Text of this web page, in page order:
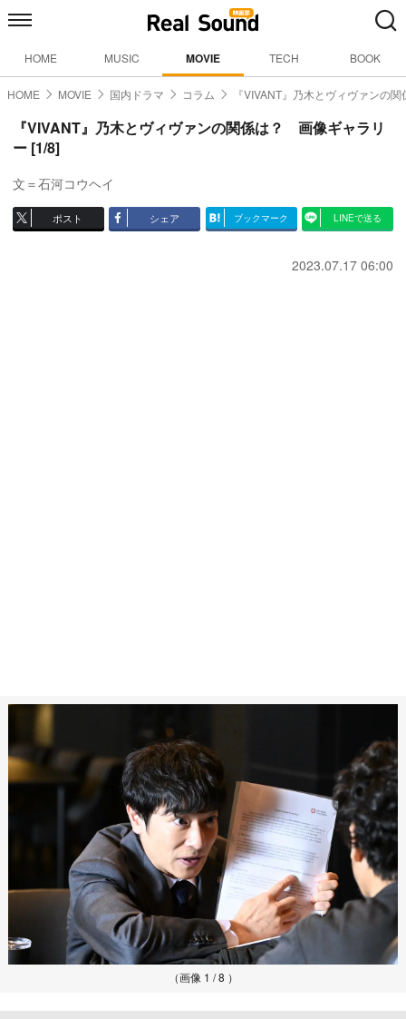
HOME MUSIC MOVIE TECH BOOK
HOME MOVIE 国内ドラマ コラム 『VIVANT』乃木とヴィヴァンの関
『VIVANT』乃木とヴィヴァンの関係は？ 画像ギャラリ
ー [1/8]
文＝石河コウヘイ
ポスト シェア ブックマーク LINEで送る
2023.07.17 06:00
（画像 1 / 8 ）